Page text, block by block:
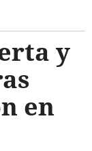
y
en